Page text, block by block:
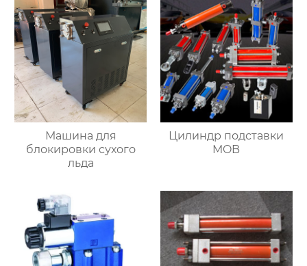
Машина для
блокировки сухого
льда
Цилиндр подставки
MOB